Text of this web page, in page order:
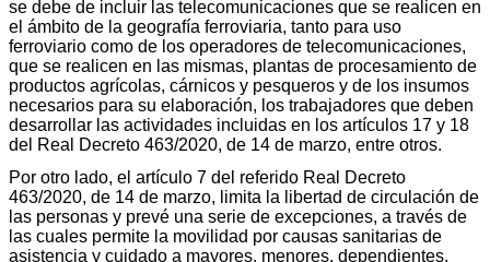
se debe de incluir las telecomunicaciones que se realicen en
el ámbito de la geografía ferroviaria, tanto para uso
ferroviario como de los operadores de telecomunicaciones,
que se realicen en las mismas, plantas de procesamiento de
productos agrícolas, cárnicos y pesqueros y de los insumos
necesarios para su elaboración, los trabajadores que deben
desarrollar las actividades incluidas en los artículos 17 y 18
del Real Decreto 463/2020, de 14 de marzo, entre otros.
Por otro lado, el artículo 7 del referido Real Decreto
463/2020, de 14 de marzo, limita la libertad de circulación de
las personas y prevé una serie de excepciones, a través de
las cuales permite la movilidad por causas sanitarias de
asistencia y cuidado a mayores, menores, dependientes,